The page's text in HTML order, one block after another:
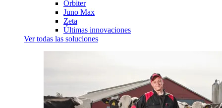
Orbiter
Juno Max
Zeta
Últimas innovaciones
Ver todas las soluciones